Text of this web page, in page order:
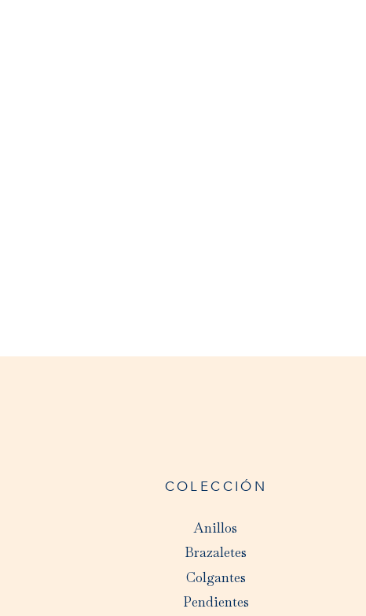
COLECCIÓN
Anillos
Brazaletes
Colgantes
Pendientes